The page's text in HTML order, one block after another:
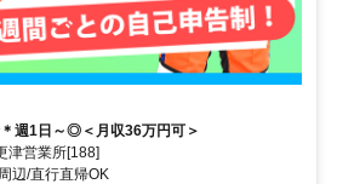
週1日～◎＜月収36万円可＞
津営業所[188]
辺/直行直帰OK